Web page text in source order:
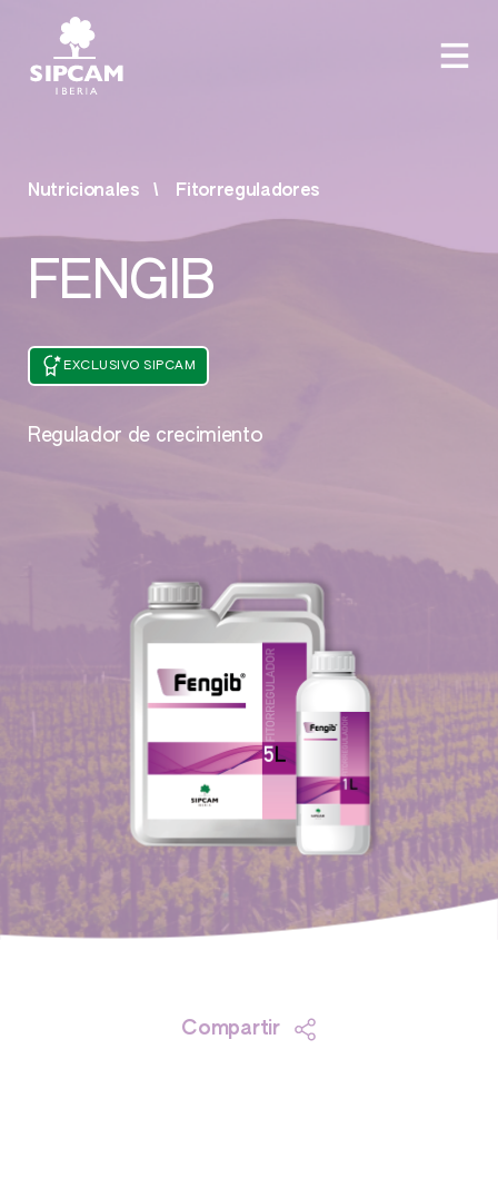
Nutricionales Fitorreguladores
FENGIB
EXCLUSIVO SIPCAM
Regulador de crecimiento
Compartir